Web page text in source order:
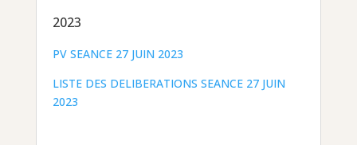
2023
PV SEANCE 27 JUIN 2023
LISTE DES DELIBERATIONS SEANCE 27 JUIN
2023